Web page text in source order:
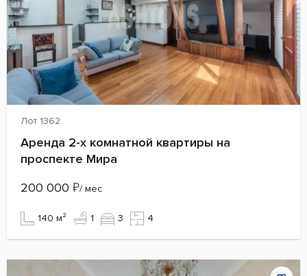
Лот 1362
Аренда 2-х комнатной квартиры на
проспекте Мира
200 000 ₽/ мес
140 м² 1 3 4